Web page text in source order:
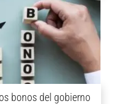
bonos del gobierno